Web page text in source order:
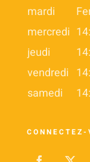
mardi
mercredi
jeudi
vendredi
samedi
CONNECTEZ-